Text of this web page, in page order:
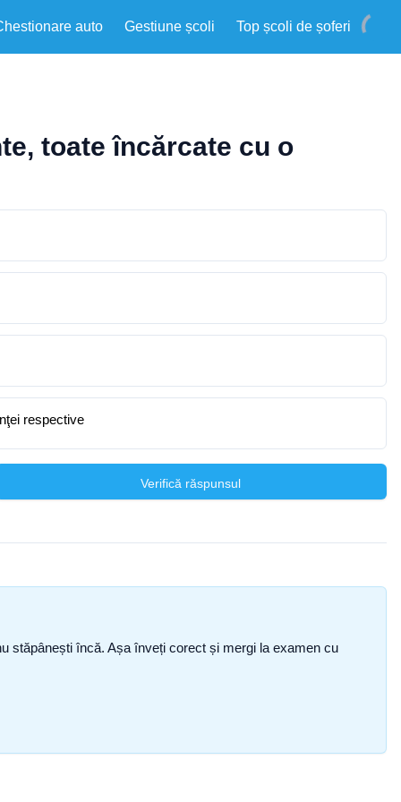
auto Gestiune școli Top școli de șoferi
toate încărcate cu o
respective
Verifică răspunsul
stăpânești încă. Așa înveți corect și mergi la examen cu